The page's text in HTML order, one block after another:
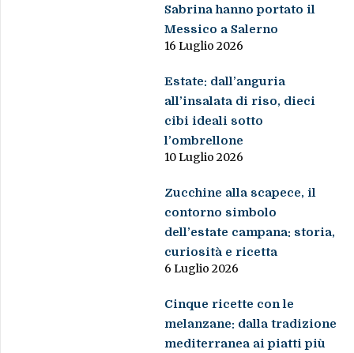
Sabrina hanno portato il
Messico a Salerno
16 Luglio 2026
Estate: dall’anguria
all’insalata di riso, dieci
cibi ideali sotto
l’ombrellone
10 Luglio 2026
Zucchine alla scapece, il
contorno simbolo
dell’estate campana: storia,
curiosità e ricetta
6 Luglio 2026
Cinque ricette con le
melanzane: dalla tradizione
mediterranea ai piatti più